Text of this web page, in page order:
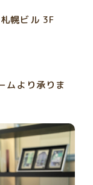
幌ビル 3F
ムより承りま